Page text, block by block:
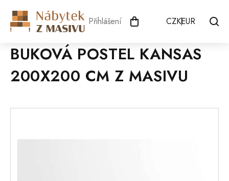
obsah
Přihlášení CZKEUR
BUKOVÁ POSTEL KANSAS
200X200 CM Z MASIVU